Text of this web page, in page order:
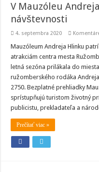
V Mauzóleu
návštevnosti
4. septembra 2020
Mauzóleum Andreja Hlinku
atrakciám centra mesta
letná sezóna prilákala do
ružomberského rodáka
2750. Bezplatné prehliadky
sprístupňujú turistom životný
publicistu, prekladateľa a
Prečítať viac »